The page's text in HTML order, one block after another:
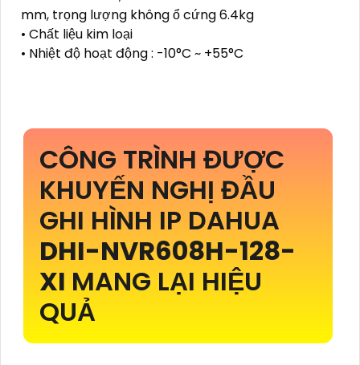
mm, trọng lượng không ổ cứng 6.4kg
• Chất liệu kim loại
• Nhiệt độ hoạt động : -10°C ~ +55°C
CÔNG TRÌNH ĐƯỢC
KHUYẾN NGHỊ ĐẦU
GHI HÌNH IP DAHUA
DHI-NVR608H-128-
XI MANG LẠI HIỆU
QUẢ